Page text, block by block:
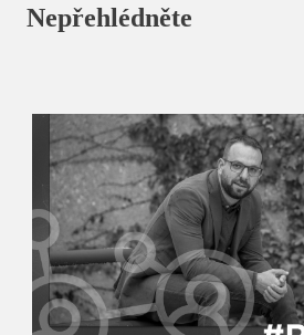
Nepřehlédněte